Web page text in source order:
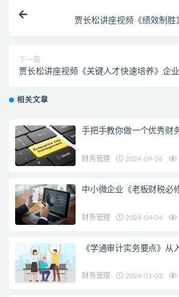
贾长松讲座视频《绩效制胜
下一篇
贾长松讲座视频《关键人才快速培养》企
相关文章
手把手教你做一个优秀财
财务管理 2024-09-26
中小微企业《老板财税必
财务管理 2024-04-04
《学通审计实务要点》从
财务管理 2024-01-03